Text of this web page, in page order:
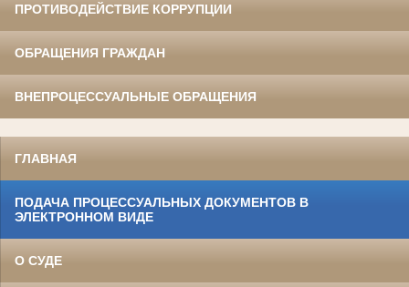
ПРОТИВОДЕЙСТВИЕ КОРРУПЦИИ
ОБРАЩЕНИЯ ГРАЖДАН
ВНЕПРОЦЕССУАЛЬНЫЕ ОБРАЩЕНИЯ
ГЛАВНАЯ
ПОДАЧА ПРОЦЕССУАЛЬНЫХ ДОКУМЕНТОВ В
ЭЛЕКТРОННОМ ВИДЕ
О СУДЕ